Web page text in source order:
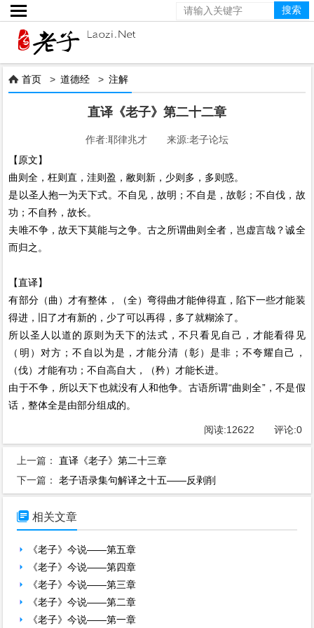

 首页 >道德经 >注解
直译《老子》第二十二章
作者:耶律兆才 来源:老子论坛
【原文】
曲则全，枉则直，洼则盈，敝则新，少则多，多则惑。
是以圣人抱一为天下式。不自见，故明；不自是，故彰；不自伐，故
功；不自矜，故长。
夫唯不争，故天下莫能与之争。古之所谓曲则全者，岂虚言哉？诚全
而归之。
【直译】
有部分（曲）才有整体，（全）弯得曲才能伸得直，陷下一些才能装
得进，旧了才有新的，少了可以再得，多了就糊涂了。
所以圣人以道的原则为天下的法式，不只看见自己，才能看得见
（明）对方；不自以为是，才能分清（彰）是非；不夸耀自己，
（伐）才能有功；不自高自大，（矜）才能长进。
由于不争，所以天下也就没有人和他争。古语所谓“曲则全”，不是假
话，整体全是由部分组成的。
阅读:12622 评论:0
上一篇：直译《老子》第二十三章
下一篇：老子语录集句解译之十五——反剥削
 相关文章
《老子》今说——第五章
《老子》今说——第四章
《老子》今说——第三章
《老子》今说——第二章
《老子》今说——第一章